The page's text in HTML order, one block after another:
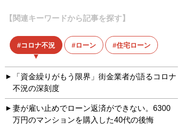
【関連キーワードから記事を探す】
コロナ不況 ローン 住宅ローン
「資金繰りがもう限界」街金業者が語るコロナ
不況の深刻度
妻が雇い止めでローン返済ができない。6300
万円のマンションを購入した40代の後悔